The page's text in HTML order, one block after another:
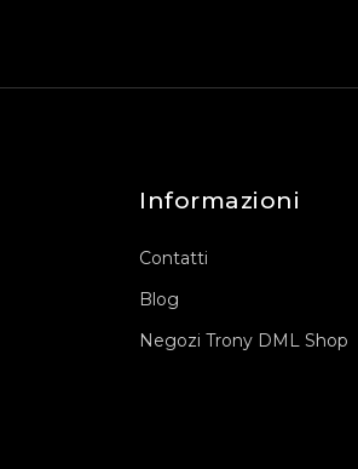
Informazioni
Contatti
Blog
Negozi Trony DML Shop